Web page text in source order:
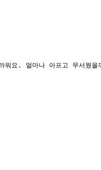
워요. 얼마나 아프고 무서웠